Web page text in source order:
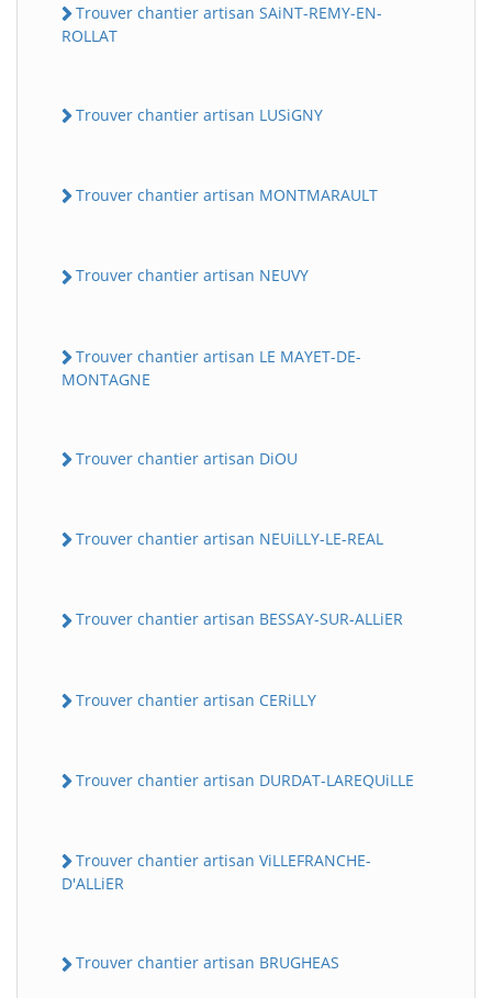
Trouver chantier artisan SAiNT-REMY-EN-
ROLLAT
Trouver chantier artisan LUSiGNY
Trouver chantier artisan MONTMARAULT
Trouver chantier artisan NEUVY
Trouver chantier artisan LE MAYET-DE-
MONTAGNE
Trouver chantier artisan DiOU
Trouver chantier artisan NEUiLLY-LE-REAL
Trouver chantier artisan BESSAY-SUR-ALLiER
Trouver chantier artisan CERiLLY
Trouver chantier artisan DURDAT-LAREQUiLLE
Trouver chantier artisan ViLLEFRANCHE-
D'ALLiER
Trouver chantier artisan BRUGHEAS